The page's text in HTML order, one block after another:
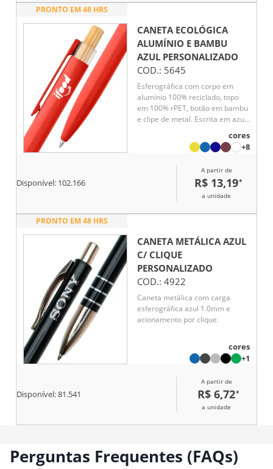
PRONTO EM 48 HRS
CANETA ECOLÓGICA
ALUMÍNIO E BAMBU
AZUL PERSONALIZADO
COD.: 5645
Esferográfica com corpo em
alumínio 100% reciclado, topo
em 100% rPET, botão em bambu
e clipe de metal. Escrita em azul.
nos materiais naturais pode
variar entre produtos. ø10 x 140
cores
+8
Disponível: 102.166
A partir de
R$ 13,19*
a unidade
PRONTO EM 48 HRS
CANETA METÁLICA AZUL
C/ CLIQUE
PERSONALIZADO
COD.: 4922
Caneta metálica com carga
esferográfica azul 1.0mm e
acionamento por clique.
cores
+1
Disponível:81.541
A partir de
R$ 6,72*
a unidade
Perguntas Frequentes (FAQs)